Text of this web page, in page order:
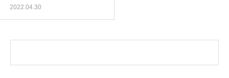
2022.04.30